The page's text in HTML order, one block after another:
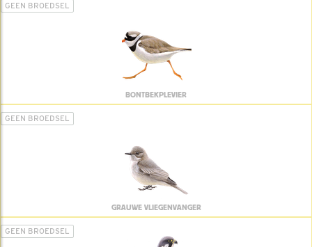
GEEN BROEDSEL
BONTBEKPLEVIER
GEEN BROEDSEL
GRAUWE VLIEGENVANGER
GEEN BROEDSEL